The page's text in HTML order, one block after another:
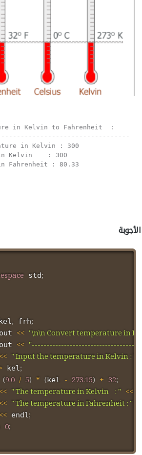
in Kelvin to
temperature in
in
الأجوبة
std;
, frh;
<< "\n\n Convert temperature in
<<
<< " Input the temperature in Kelvin : "
kel;
(9.0 / 5) * (kel - 273.15) + 32;
<< " The temperature in Kelvin    : " <<
<< " The temperature in Fahrenheit : "
<< endl;
0;